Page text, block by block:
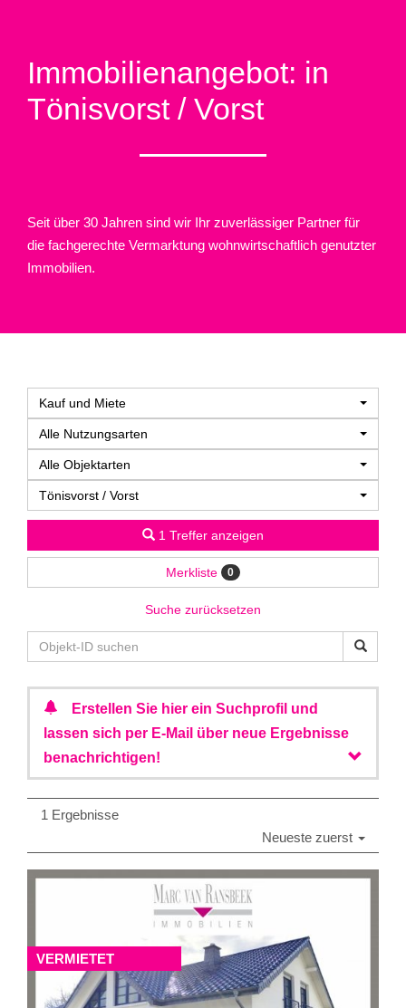
Immobilien­angebot: in
Tönisvorst / Vorst
Seit über 30 Jahren sind wir Ihr zuverlässiger Partner für
die fachgerechte Vermarktung wohnwirtschaftlich genutzter
Immobilien.
Kauf und Miete
Alle Nutzungsarten
Alle Objektarten
Tönisvorst / Vorst
1 Treffer anzeigen
Merkliste 0
Suche zurücksetzen
Erstellen Sie hier ein Suchprofil und
lassen sich per E-Mail über neue Ergebnisse
benachrichtigen!
1 Ergebnisse
Neueste zuerst
VERMIETET